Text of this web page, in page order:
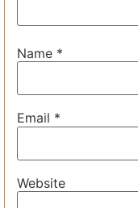
Name *
Email *
Website